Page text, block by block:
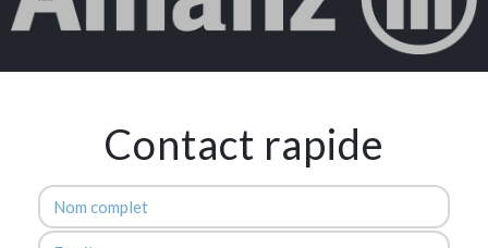
Contact rapide